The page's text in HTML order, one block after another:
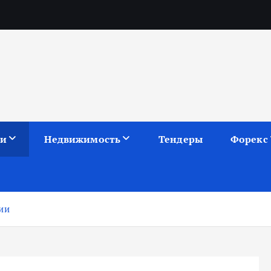
Недвижимость Тендеры Форекс